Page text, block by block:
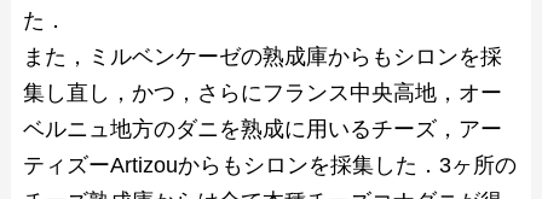
た．
また，ミルベンケーゼの熟成庫からもシロンを採
集し直し，かつ，さらにフランス中央高地，オー
ベルニュ地方のダニを熟成に用いるチーズ，アー
ティズーArtizouからもシロンを採集した．3ヶ所の